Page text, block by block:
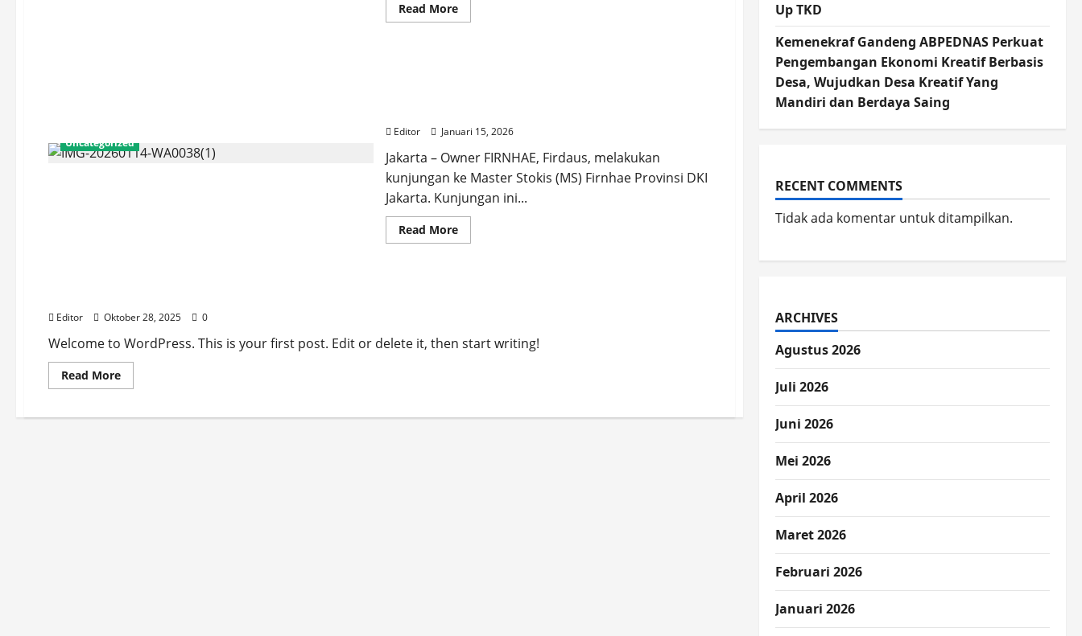
Read More
Uncategorized
Editor Januari 15, 2026
Jakarta – Owner FIRNHAE, Firdaus, melakukan
kunjungan ke Master Stokis (MS) Firnhae Provinsi DKI
Jakarta. Kunjungan ini...
Read More
Editor Oktober 28, 2025 0
Welcome to WordPress. This is your first post. Edit or delete it, then start writing!
Read More
Up TKD
Kemenekraf Gandeng ABPEDNAS Perkuat
Pengembangan Ekonomi Kreatif Berbasis
Desa, Wujudkan Desa Kreatif Yang
Mandiri dan Berdaya Saing
RECENT COMMENTS
Tidak ada komentar untuk ditampilkan.
ARCHIVES
Agustus 2026
Juli 2026
Juni 2026
Mei 2026
April 2026
Maret 2026
Februari 2026
Januari 2026